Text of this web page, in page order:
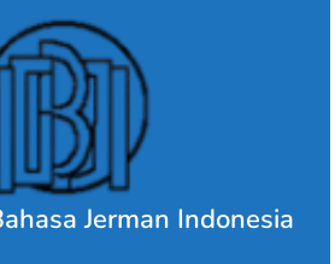
Jerman Indonesia